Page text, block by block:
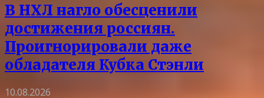
В НХЛ нагло обесценили
достижения россиян.
Проигнорировали даже
обладателя Кубка Стэнли
10.08.2026